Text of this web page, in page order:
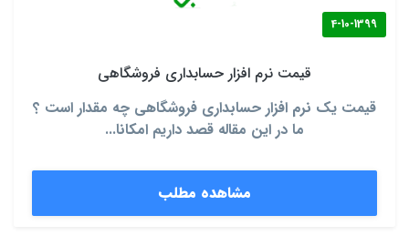
4-10-1399
قیمت نرم افزار حسابداری فروشگاهی
قیمت یک نرم افزار حسابداری فروشگاهی چه مقدار است ؟
ما در این مقاله قصد داریم امکانا...
مشاهده مطلب